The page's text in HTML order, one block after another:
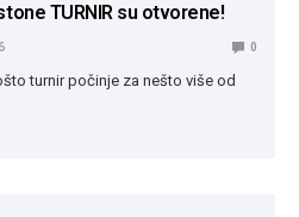
TURNIR su otvorene!
0
turnir počinje za nešto više od